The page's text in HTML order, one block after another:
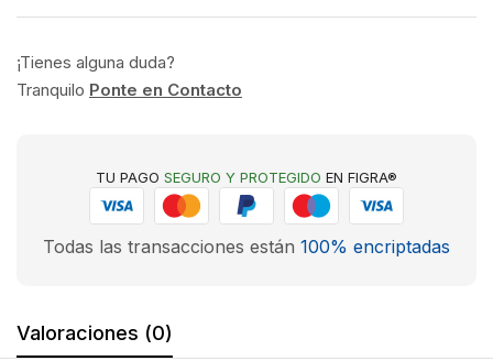
¡Tienes alguna duda?
Tranquilo Ponte en Contacto
TU PAGO SEGURO Y PROTEGIDO EN FIGRA®
Todas las transacciones están 100% encriptadas
Valoraciones (0)